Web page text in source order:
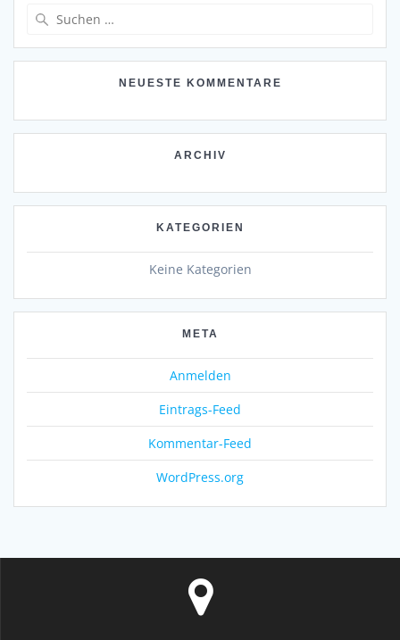
NEUESTE KOMMENTARE
ARCHIV
KATEGORIEN
Keine Kategorien
META
Anmelden
Eintrags-Feed
Kommentar-Feed
WordPress.org